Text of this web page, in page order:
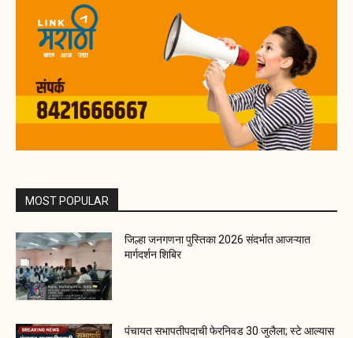
MOST POPULAR
जिल्हा जनगणना पुस्तिका 2026 संदर्भात आजऱ्यात
मार्गदर्शन शिबिर
पंचायत सभापतीपदाची फेरनिवड 30 जुलैला; स्टे आल्यास